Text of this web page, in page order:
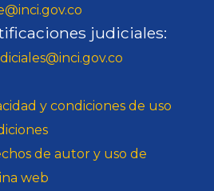
judiciales:
y condiciones de uso
de autor y uso de
web